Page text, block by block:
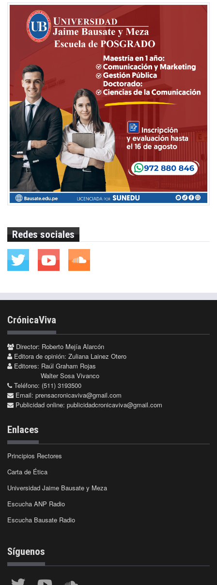
Redes sociales
CrónicaViva
Director: Roberto Mejía Alarcón
Editora de opinión: Zuliana Lainez Otero
Editores: Raúl Graham Rojas
Walter Sosa Vivanco
Teléfono: (511) 3193500
Email: prensacronicaviva@gmail.com
Publicidad online: publicidadcronicaviva@gmail.com
Enlaces
Principios Rectores
Carta de Ética
Universidad Jaime Bausate y Meza
Escucha ANP Radio
Escucha Bausate Radio
Síguenos